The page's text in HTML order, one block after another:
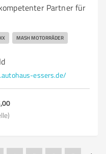
Partner für
MASH MOTORRÄDER
essers.de/